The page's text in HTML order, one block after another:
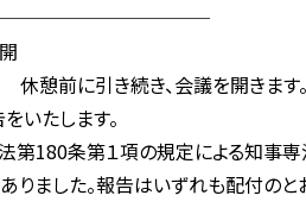
憩前に引き続き、会議を開きます。
いたします。
第180条第１項の規定による知事
ました。報告はいずれも配付のと